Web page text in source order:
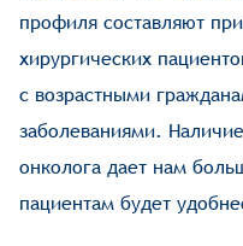
профиля составляют
хирургических
с возрастными
заболеваниями.
онколога дает нам
пациентам будет